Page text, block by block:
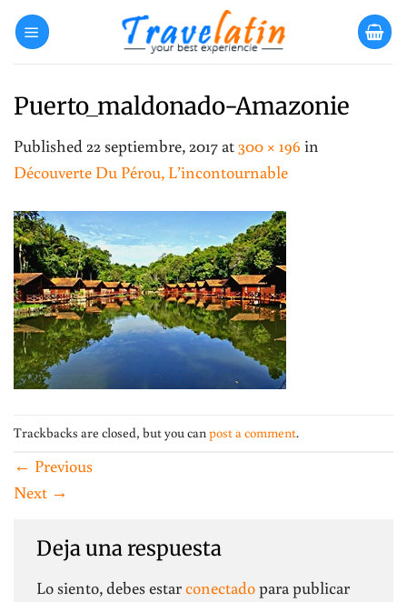
Skip
Puerto_maldonado-Amazonie
Published22 septiembre, 2017at 300 × 196 in
Découverte Du Pérou, L’incontournable
Trackbacks are closed, but you canpost a comment.
← Previous
Next →
Deja una respuesta
Lo siento, debes estarconectadopara publicar